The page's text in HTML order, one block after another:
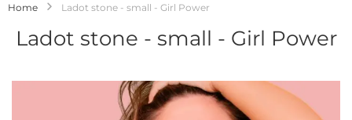
Home Ladot stone - small - Girl Power
Ladot stone - small - Girl Power